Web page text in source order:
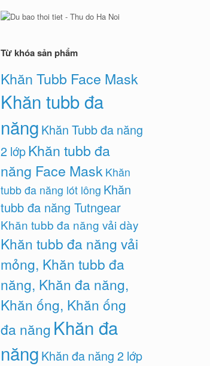
Từ khóa sản phẩm
Khăn Tubb Face Mask
Khăn tubb đa
năng Khăn Tubb đa năng
2 lớpKhăn tubb đa
năng Face Mask Khăn
tubb đa năng lót lông Khăn
tubb đa năng Tutngear
Khăn tubb đa năng vải dày
Khăn tubb đa năng vải
mỏng, Khăn tubb đa
năng, Khăn đa năng,
Khăn ống, Khăn ống
đa năng Khăn đa
năng Khăn đa năng 2 lớp